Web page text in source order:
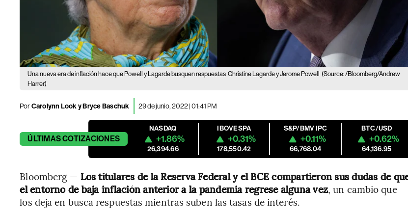
Una nueva era de inflación hace que Powell y Lagarde busquen respuestas Christine Lagarde y Jerome Powell
(Source: /Bloomberg/Andrew
Harrer)
PorCarolynn Look y Bryce Baschuk 29 de junio, 2022 | 01:41 PM
ÚLTIMASCOTIZACIONES
NASDAQ
+1.86%
26,394.66
IBOVESPA
+0.31%
178,550.42
S&P/BMV IPC
+0.11%
66,768.04
BTC/USD
+0.62%
64,136.95
Bloomberg — Los titulares de la Reserva Federal y el BCE compartieron sus dudas de
el entorno de baja inflación anterior a la pandemia regrese alguna vez, un cambio que
los deja en busca respuestas mientras suben las tasas de interés.